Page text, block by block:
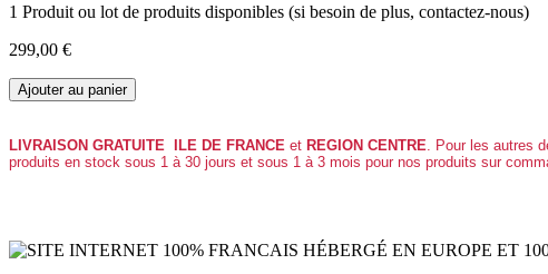
1 Produit ou lot de produits disponibles (si besoin de plus, contactez-nous)
299,00 €
LIVRAISON GRATUITE ILE DE FRANCE et REGION CENTRE . Pour les autres
produits en stock sous 1 à 30 jours et sous 1 à 3 mois pour nos produits sur